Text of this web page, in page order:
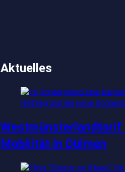
Aktuelles
Westmünsterlandtarif
Mobilität in Dülmen